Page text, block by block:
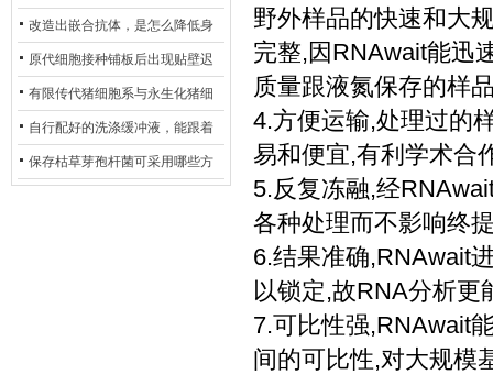
查？
的LOD与LOQ性能？
改造出嵌合抗体，是怎么降低身
体生成抗鼠抗体（HAMA）的？
原代细胞接种铺板后出现贴壁迟
缓、悬浮细胞数量偏多的现象的
主要诱因
有限传代猪细胞系与永生化猪细
胞系，二者在增殖存活周期上有
什么区别？
自行配好的洗涤缓冲液，能跟着
试剂盒原装干粉放一处储存吗？
保存枯草芽孢杆菌可采用哪些方
野外样品的快速和大
完整,因RNAwait能迅
质量跟液氮保存的样
4.方便运输,处理过的
易和便宜,有利学术合
5.反复冻融,经
各种处理而不影响终
6.结果准确,RNAwait
以锁定,故RNA分析更
7.可比性强,RNAwait
间的可比性,对大规模